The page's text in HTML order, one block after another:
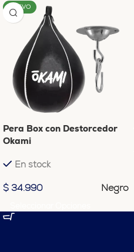
NUEVO
Pera Box con Destorcedor
Okami
En stock
$ 34.990 Negro